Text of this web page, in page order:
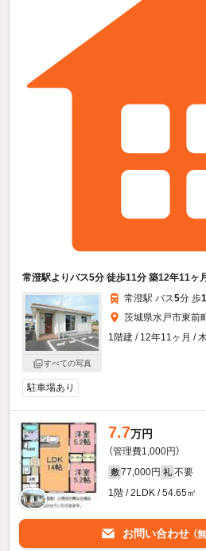
常澄駅よりバス5分 徒歩11分 築12年11ヶ
すべての写真
常澄駅 バス5分 歩
茨城県水戸市東前
1階建 / 12年11ヶ月 /
駐車場あり
7.7万円
（管理費1,000円）
敷 77,000円 礼 不要
1階 / 2LDK / 54.65㎡
お問い合わせ （